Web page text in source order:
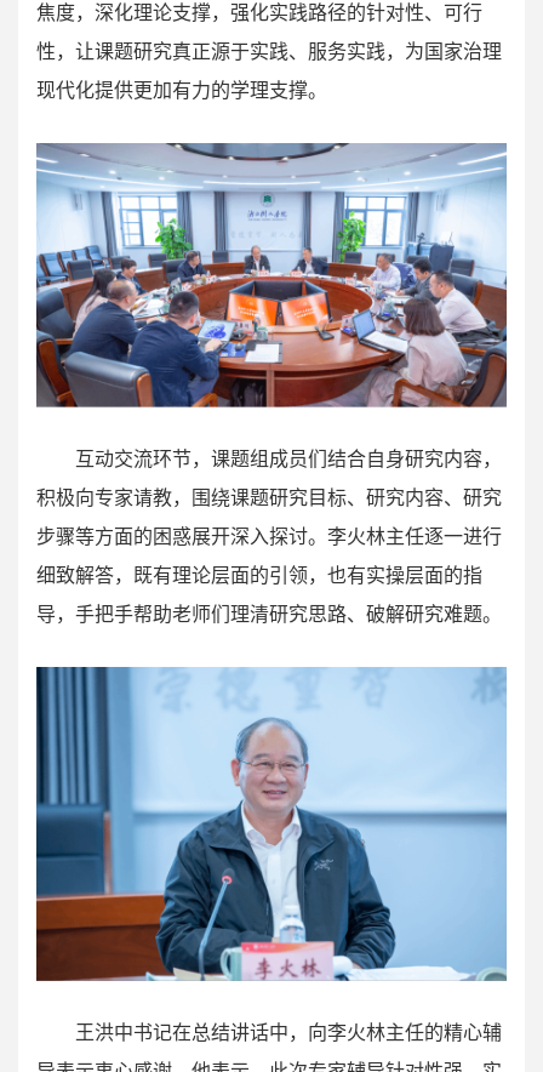
焦度，深化理论支撑，强化实践路径的针对性、可行
性，让课题研究真正源于实践、服务实践，为国家治理
现代化提供更加有力的学理支撑。
互动交流环节，课题组成员们结合自身研究内容，
积极向专家请教，围绕课题研究目标、研究内容、研究
步骤等方面的困惑展开深入探讨。李火林主任逐一进行
细致解答，既有理论层面的引领，也有实操层面的指
导，手把手帮助老师们理清研究思路、破解研究难题。
王洪中书记在总结讲话中，向李火林主任的精心辅